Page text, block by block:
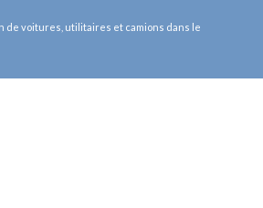
de voitures, utilitaires et camions dans le